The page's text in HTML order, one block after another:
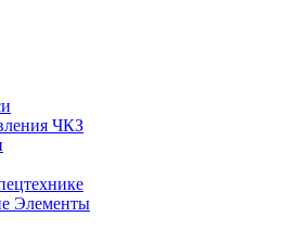
ЧКЗ
Элементы